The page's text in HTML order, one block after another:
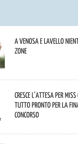
A Venosa e Lavello
zone
Cresce l’attesa per
tutto pronto per la
concorso